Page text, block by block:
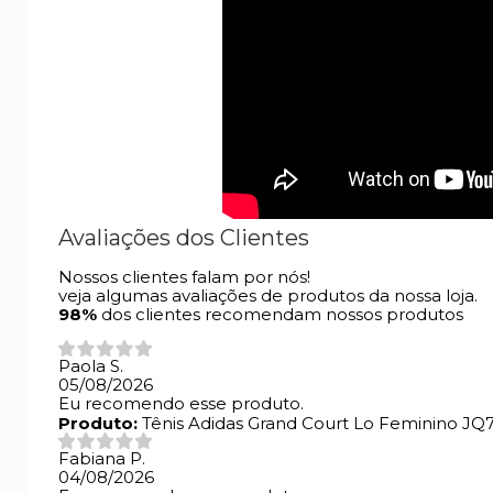
Avaliações dos Clientes
Nossos clientes falam por nós!
veja algumas avaliações de produtos da nossa loja.
98% dos clientes recomendam nossos produtos
Paola S.
05/08/2026
Eu recomendo esse produto.
Produto: Tênis Adidas Grand Court Lo Feminino
Fabiana P.
04/08/2026